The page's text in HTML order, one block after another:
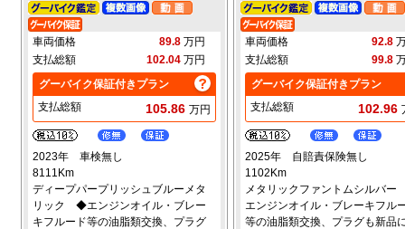
車両価格 89.8 万円
支払総額
102.04 万円
グーバイク保証付きプラン
支払総額
105.86 万円
2023年 車検無し
8111Km
ディープパープリッシュブルーメタ
リック ◆エンジンオイル・ブレー
キフルード等の油脂類交換、プラグ
車両価格 92.8
支払総額
99.8
グーバイク保証付きプラン
支払総額
102.96
2025年 自賠責保険無し
1102Km
メタリックファントムシルバ
エンジンオイル・ブレーキフル
等の油脂類交換、プラグも新品